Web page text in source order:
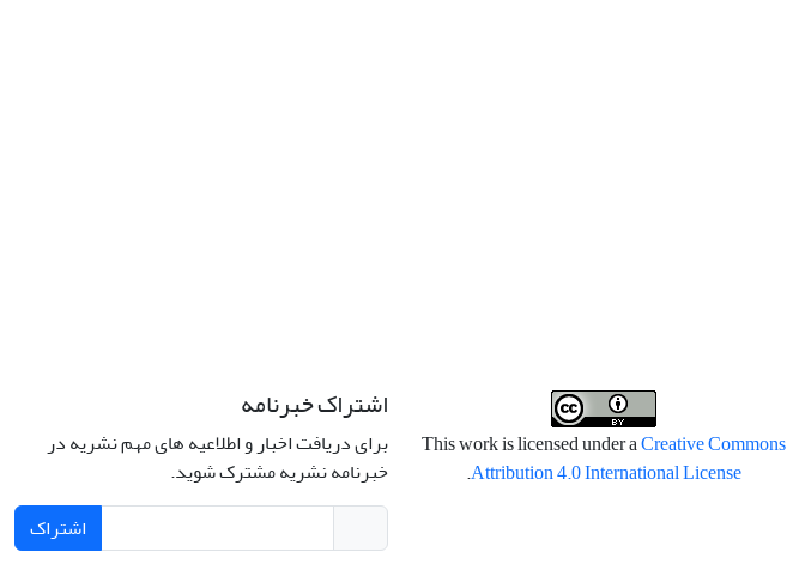
This work is licensed under aCreative Commons
Attribution 4.0 International License
.
اشتراک خبرنامه
برای دریافت اخبار و اطلاعیه های مهم نشریه در
خبرنامه نشریه مشترک شوید.
اشتراک